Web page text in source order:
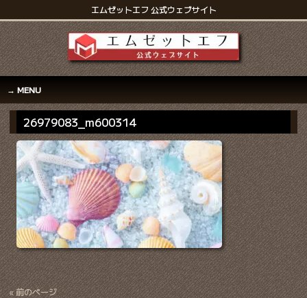
エムゼットエフ 公式ウェブサイト
MENU
26979083_m600314
« 前のページ